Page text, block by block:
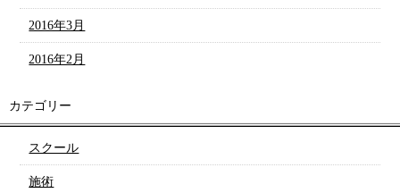
2016年3月
2016年2月
カテゴリー
スクール
施術